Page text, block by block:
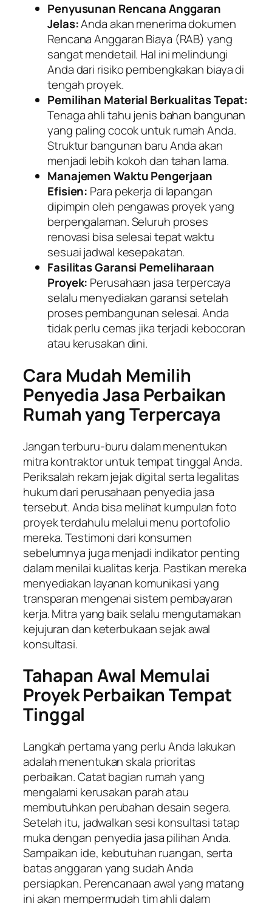
Penyusunan Rencana Anggaran
Jelas:Anda akan menerima dokumen
Rencana Anggaran Biaya (RAB) yang
sangat mendetail. Hal ini melindungi
Anda dari risiko pembengkakan biaya di
tengah proyek.
Pemilihan Material Berkualitas Tepat:
Tenaga ahli tahu jenis bahan bangunan
yang paling cocok untuk rumah Anda.
Struktur bangunan baru Anda akan
menjadi lebih kokoh dan tahan lama.
Manajemen Waktu Pengerjaan
Efisien: Para pekerja di lapangan
dipimpin oleh pengawas proyek yang
berpengalaman. Seluruh proses
renovasi bisa selesai tepat waktu
sesuai jadwal kesepakatan.
Fasilitas Garansi Pemeliharaan
Proyek: Perusahaan jasa terpercaya
selalu menyediakan garansi setelah
proses pembangunan selesai. Anda
tidak perlu cemas jika terjadi kebocoran
atau kerusakan dini.
Cara Mudah Memilih
Penyedia Jasa Perbaikan
Rumah yang Terpercaya
Jangan terburu-buru dalam menentukan
mitra kontraktor untuk tempat tinggal Anda.
Periksalah rekam jejak digital serta legalitas
hukum dari perusahaan penyedia jasa
tersebut. Anda bisa melihat kumpulan foto
proyek terdahulu melalui menu portofolio
mereka. Testimoni dari konsumen
sebelumnya juga menjadi indikator penting
dalam menilai kualitas kerja. Pastikan mereka
menyediakan layanan komunikasi yang
transparan mengenai sistem pembayaran
kerja. Mitra yang baik selalu mengutamakan
kejujuran dan keterbukaan sejak awal
konsultasi.
Tahapan Awal Memulai
Proyek Perbaikan Tempat
Tinggal
Langkah pertama yang perlu Anda lakukan
adalah menentukan skala prioritas
perbaikan. Catat bagian rumah yang
mengalami kerusakan parah atau
membutuhkan perubahan desain segera.
Setelah itu, jadwalkan sesi konsultasi tatap
muka dengan penyedia jasa pilihan Anda.
Sampaikan ide, kebutuhan ruangan, serta
batas anggaran yang sudah Anda
persiapkan. Perencanaan awal yang matang
ini akan mempermudah tim ahli dalam